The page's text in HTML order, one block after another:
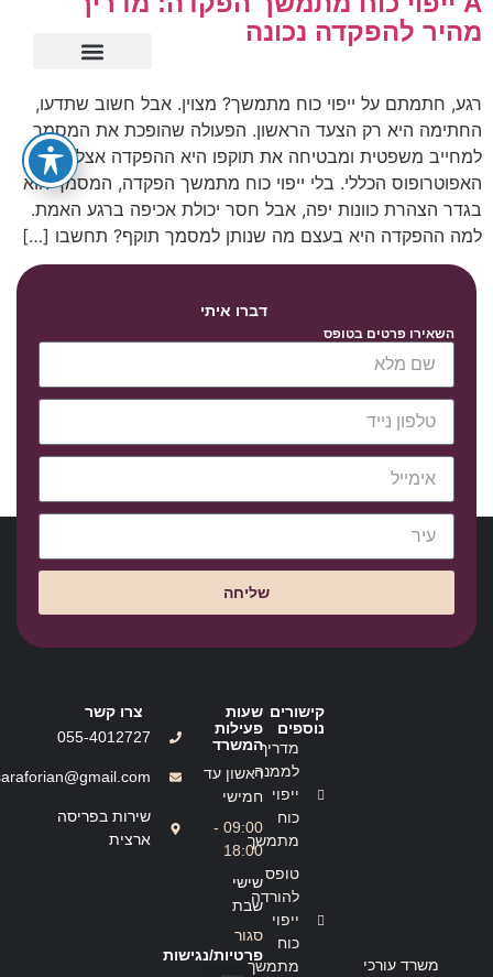
מהיר להפקדה נכונה
רגע, חתמתם על ייפוי כוח מתמשך? מצוין. אבל חשוב שתדעו,
החתימה היא רק הצעד הראשון. הפעולה שהופכת את המסמך
למחייב משפטית ומבטיחה את תוקפו היא ההפקדה אצל
האפוטרופוס הכללי. בלי ייפוי כוח מתמשך הפקדה, המסמך הוא
בגדר הצהרת כוונות יפה, אבל חסר יכולת אכיפה ברגע האמת.
למה ההפקדה היא בעצם מה שנותן למסמך תוקף? תחשבו […]
דברו איתי
השאירו פרטים בטופס
שליחה
משרד עורכי
קישורים
נוספים
מדריך
לממנה
ייפוי
כוח
מתמשך
טופס
להורדה
ייפוי
כוח
מתמשך
שעות
פעילות
המשרד
ראשון עד
חמישי
09:00 -
18:00
שישי
שבת
סגור
פרטיות/נגישות
צרו קשר
055-4012727
שירות בפריסה
ארצית